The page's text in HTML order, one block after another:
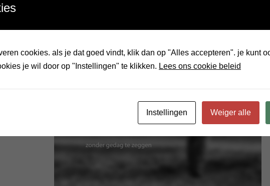
cookies. als je dat goed vindt, klik dan op "Alles accepteren". je kunt
je wil door op "Instellingen" te klikken. Lees ons cookie beleid
Instellingen Weiger alle